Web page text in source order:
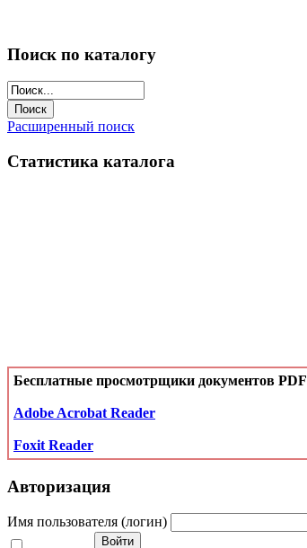
Поиск по каталогу
Расширенный поиск
Статистика каталога
Бесплатные просмотрщики документов PDF
Adobe Acrobat Reader
Foxit Reader
Авторизация
Имя пользователя (логин)